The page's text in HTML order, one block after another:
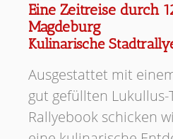
Eine Zeitreise durch
Magdeburg
Kulinarische
Ausgestattet mit
gut gefüllten
Rallyebook schicken